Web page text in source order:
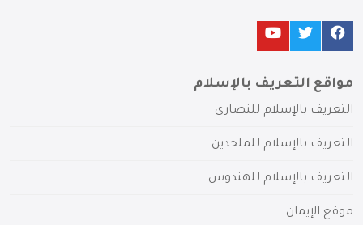
مواقع التعريف بالإسلام
التعريف بالإسلام للنصارى
التعريف بالإسلام للملحدين
التعريف بالإسلام للهندوس
موقع الإيمان